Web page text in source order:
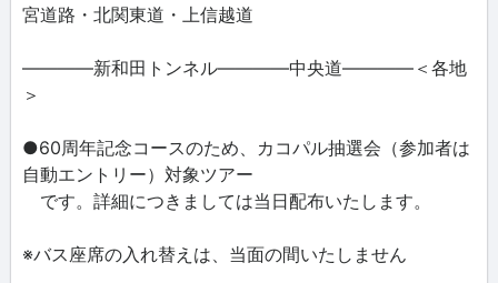
宮道路・北関東道・上信越道
――――新和田トンネル――――中央道――――＜各地
＞
●60周年記念コースのため、カコパル抽選会（参加者は
自動エントリー）対象ツアー
です。詳細につきましては当日配布いたします。
※バス座席の入れ替えは、当面の間いたしません